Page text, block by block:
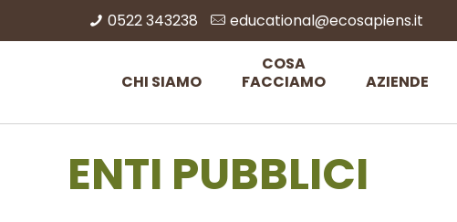
0522 343238 educational@ecosapiens.it
CHI SIAMO
COSA
FACCIAMO
AZIENDE
ENTI PUBBLICI